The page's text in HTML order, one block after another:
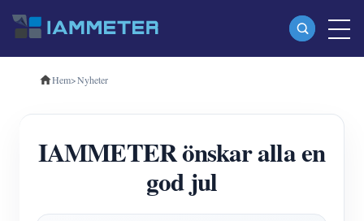
Produkter
Trefas Wi-Fi energimätare (WEM3080T)
Trefas Wi-Fi energimätare (WEM3046T)
Trefas Wi-Fi energimätare (WEM3050T)
Hem>Nyheter
IAMMETER önskar alla en
god jul